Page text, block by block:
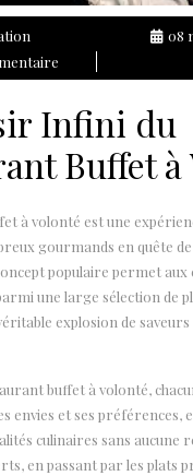
08
Infini du
Buffet à
à volonté est une
gourmands en quête
populaire permet aux
une large sélection de
explosion de saveurs
buffet à volonté,
envies et ses préférences,
culinaires sans aucune
en passant par les plats